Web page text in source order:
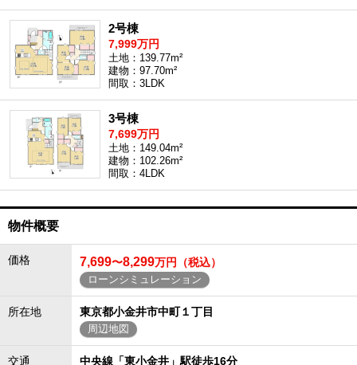
2号棟
7,999万円
土地：139.77m²
建物：97.70m²
間取：3LDK
3号棟
7,699万円
土地：149.04m²
建物：102.26m²
間取：4LDK
物件概要
価格 7,699〜8,299万円（税込）
ローンシミュレーション
所在地 東京都小金井市中町１丁目
周辺地図
交通 中央線「東小金井」駅徒歩16分